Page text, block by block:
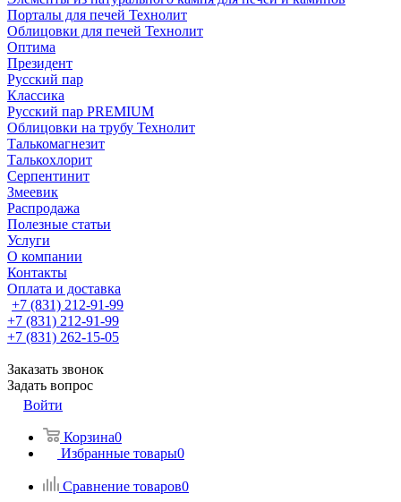
Порталы для печей Технолит
Облицовки для печей Технолит
Оптима
Президент
Русский пар
Классика
Русский пар PREMIUM
Облицовки на трубу Технолит
Талькомагнезит
Талькохлорит
Серпентинит
Змеевик
Распродажа
Полезные статьи
Услуги
О компании
Контакты
Оплата и доставка
+7 (831) 212-91-99
+7 (831) 212-91-99
+7 (831) 262-15-05
Заказать звонок
Задать вопрос
Войти
Корзина0
Избранные товары0
Сравнение товаров0